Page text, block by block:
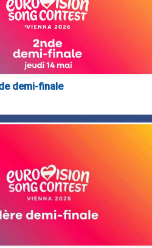
demi-finale